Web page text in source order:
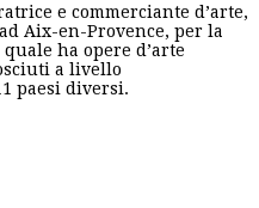
e commerciante d’arte,
Aix-en-Provence, per la
ha opere d’arte
a livello
paesi diversi.